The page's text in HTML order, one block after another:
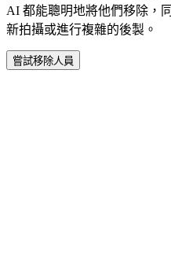
AI 都能聰明地將他們移除，
新拍攝或進行複雜的後製。
嘗試移除人員